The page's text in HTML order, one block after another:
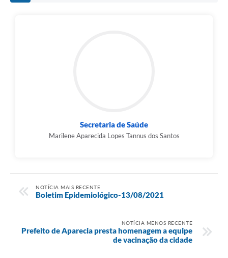
Secretaria de Saúde
Marilene Aparecida Lopes Tannus dos Santos
NOTÍCIA MAIS RECENTE
Boletim Epidemiológico-13/08/2021
NOTÍCIA MENOS RECENTE
Prefeito de Aparecia presta homenagem a equipe
de vacinação da cidade